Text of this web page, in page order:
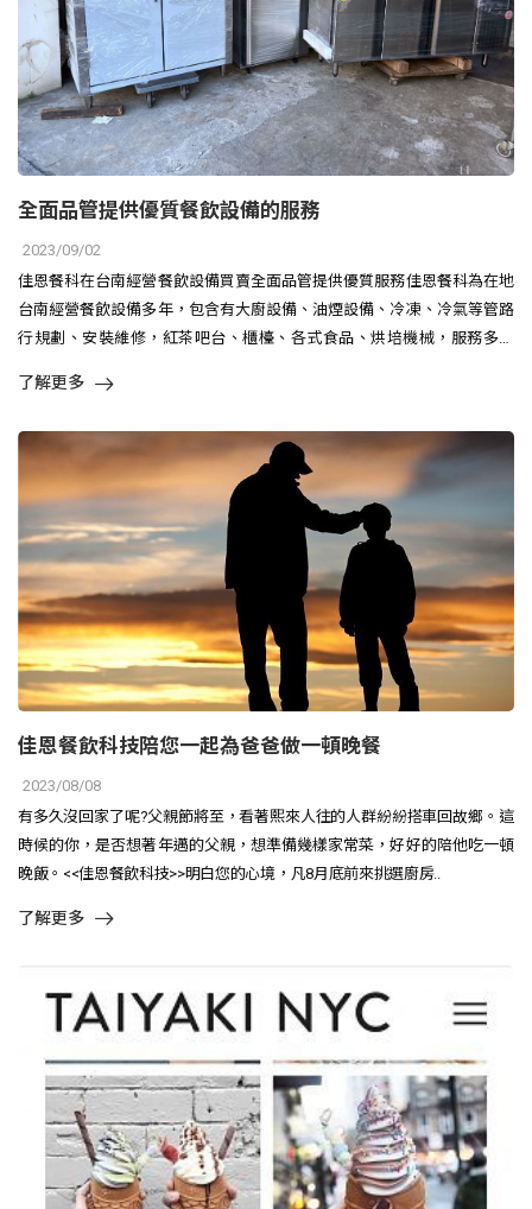
全面品管提供優質餐飲設備的服務
2023/09/02
佳恩餐科在台南經營餐飲設備買賣全面品管提供優質服務佳恩餐科為在地
台南經營餐飲設備多年，包含有大廚設備、油煙設備、冷凍、冷氣等管路
行規劃、安裝維修，紅茶吧台、櫃檯、各式食品、烘培機械，服務多元
了解更多
佳恩餐飲科技陪您一起為爸爸做一頓晚餐
2023/08/08
有多久沒回家了呢?父親節將至，看著熙來人往的人群紛紛搭車回故鄉。這
時候的你，是否想著年邁的父親，想準備幾樣家常菜，好好的陪他吃一頓
晚飯。<<佳恩餐飲科技>>明白您的心境，凡8月底前來挑選廚房..
了解更多